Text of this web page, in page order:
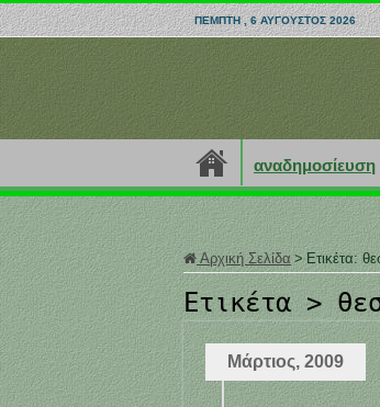
ΠΈΜΠΤΗ , 6 ΑΎΓΟΥΣΤΟΣ 2026
αναδημοσίευση
Αρχική Σελίδα > Ετικέτα:
Ετικέτα >
Μάρτιος, 2009